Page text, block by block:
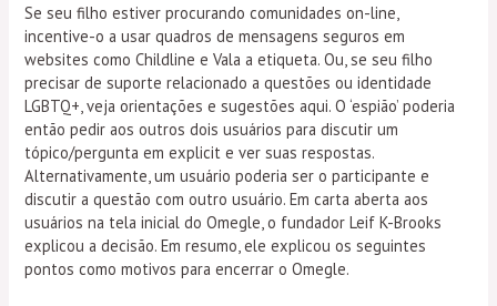
Se seu filho estiver procurando comunidades on-line,
incentive-o a usar quadros de mensagens seguros em
websites como Childline e Vala a etiqueta. Ou, se seu filho
precisar de suporte relacionado a questões ou identidade
LGBTQ+, veja orientações e sugestões aqui. O ‘espião’ poderia
então pedir aos outros dois usuários para discutir um
tópico/pergunta em explicit e ver suas respostas.
Alternativamente, um usuário poderia ser o participante e
discutir a questão com outro usuário. Em carta aberta aos
usuários na tela inicial do Omegle, o fundador Leif K-Brooks
explicou a decisão. Em resumo, ele explicou os seguintes
pontos como motivos para encerrar o Omegle.